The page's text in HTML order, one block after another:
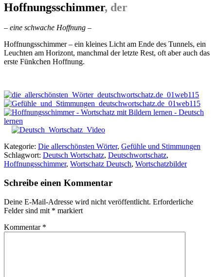
Hoffnungsschimmer, der
– eine schwache Hoffnung –
Hoffnungsschimmer – ein kleines Licht am Ende des Tunnels, ein
Leuchten am Horizont, manchmal der letzte Rest, oft aber auch das
erste Fünkchen Hoffnung.
Kategorie: Die allerschönsten Wörter, Gefühle und Stimmungen
Schlagwort: Deutsch Wortschatz, Deutschwortschatz,
Hoffnungsschimmer, Wortschatz Deutsch, Wortschatzbilder
Schreibe einen Kommentar
Deine E-Mail-Adresse wird nicht veröffentlicht. Erforderliche
Felder sind mit * markiert
Kommentar *